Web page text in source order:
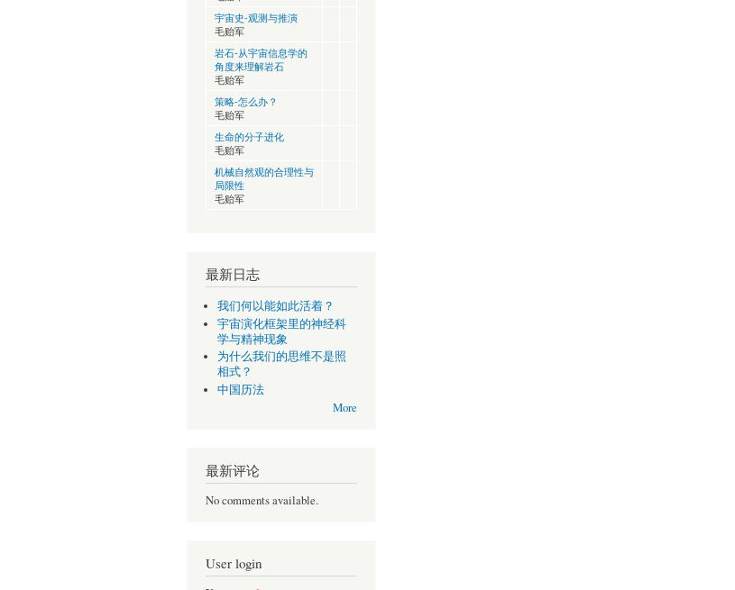
宇宙史-观测与推演
毛贻军
岩石-从宇宙信息学的
角度来理解岩石
毛贻军
策略-怎么办？
毛贻军
生命的分子进化
毛贻军
机械自然观的合理性与
局限性
毛贻军
最新日志
我们何以能如此活着？
宇宙演化框架里的神经科
学与精神现象
为什么我们的思维不是照
相式？
中国历法
More
最新评论
No comments available.
User login